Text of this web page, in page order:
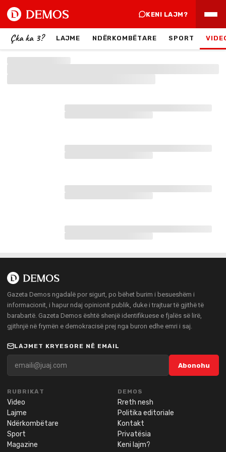
KENI LAJM?
Çka ka 3? LAJME NDËRKOMBËTARE SPORT
Gazeta Demos ngadalë por sigurt, po bëhet burim i besueshëm i
informacionit, i hapur ndaj opinionit publik, duke i trajtuar të gjithë të
barabartë. Gazeta Demos është shenjë identifikuese e fjalës së lirë,
gjithnjë në frymën e demokracisë prej nga buron edhe emri i saj.
LAJMET KRYESORE NË EMAIL
Abonohu
RUBRIKAT
Video
Lajme
Ndërkombëtare
Sport
Magazine
DEMOS
Rreth nesh
Politika editoriale
Kontakt
Privatësia
Keni lajm?